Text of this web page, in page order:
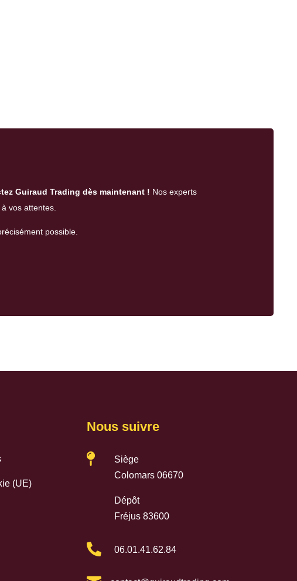
Guiraud Trading dès maintenant ! Nos experts
vos attentes.
possible.
(UE)
Nous suivre

Siège
Colomars 06670
Dépôt
Fréjus 83600
 06.01.41.62.84